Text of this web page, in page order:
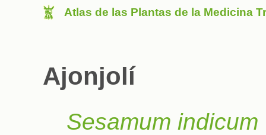
Atlas de las Plantas de la Medicina
Ajonjolí
Sesamum indicum